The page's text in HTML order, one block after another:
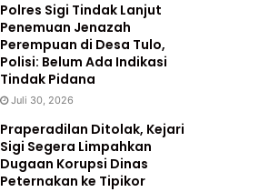
Polres Sigi Tindak Lanjut
Penemuan Jenazah
Perempuan di Desa Tulo,
Polisi: Belum Ada Indikasi
Tindak Pidana
Juli 30, 2026
Praperadilan Ditolak, Kejari
Sigi Segera Limpahkan
Dugaan Korupsi Dinas
Peternakan ke Tipikor